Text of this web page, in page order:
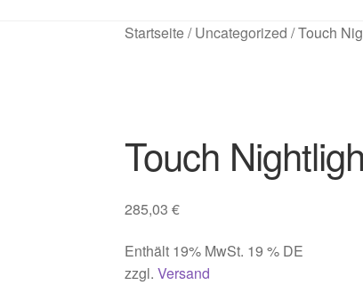
Startseite/Uncategorized /Touch
Touch
285,03€
Enthält 19% MwSt. 19 % DE
zzgl.Versand